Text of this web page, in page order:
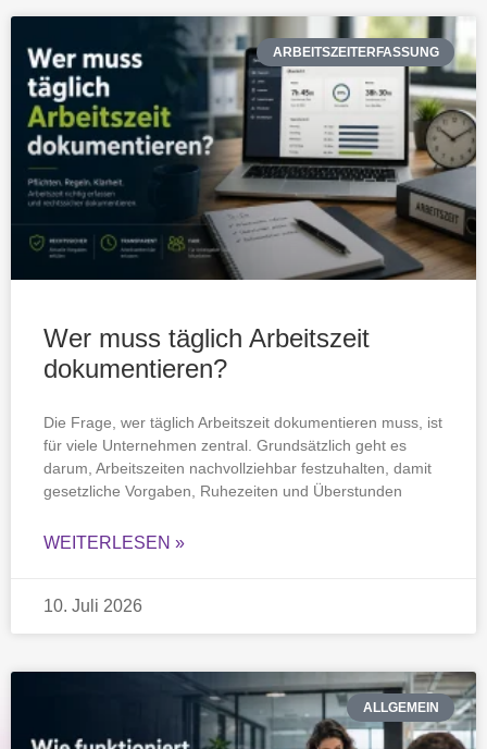
ARBEITSZEITERFASSUNG
Wer muss täglich Arbeitszeit
dokumentieren?
Die Frage, wer täglich Arbeitszeit dokumentieren muss, ist
für viele Unternehmen zentral. Grundsätzlich geht es
darum, Arbeitszeiten nachvollziehbar festzuhalten, damit
gesetzliche Vorgaben, Ruhezeiten und Überstunden
WEITERLESEN »
10. Juli 2026
ALLGEMEIN